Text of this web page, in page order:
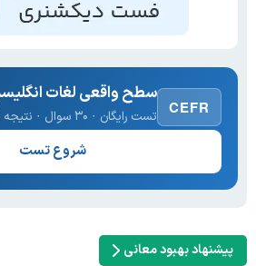
CEFR
سطح واقعی لغات
تست رایگان · ۳۰ سوال · نتیجه فوری
شروع تست
پیشنهاد بهبود معانی